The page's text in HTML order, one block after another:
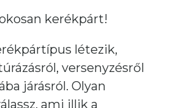
kerékpárt!
létezik,
versenyzésről
járásról. Olyan
ami illik a